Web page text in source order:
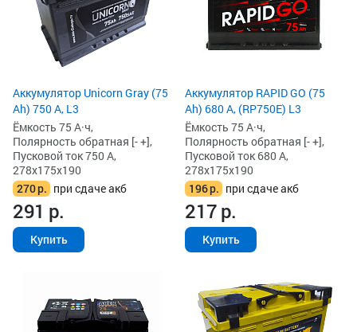
Аккумулятор Unicorn Gray (75
Ah) 750 А, L3
Ёмкость 75 А·ч,
Полярность обратная [- +],
Пусковой ток 750 А,
278x175x190
270р. при сдаче акб
291 р.
Купить
Аккумулятор RAPID GO (75
Ah) 680 А, (RP750E) L3
Ёмкость 75 А·ч,
Полярность обратная [- +],
Пусковой ток 680 А,
278x175x190
196р. при сдаче акб
217р.
Купить